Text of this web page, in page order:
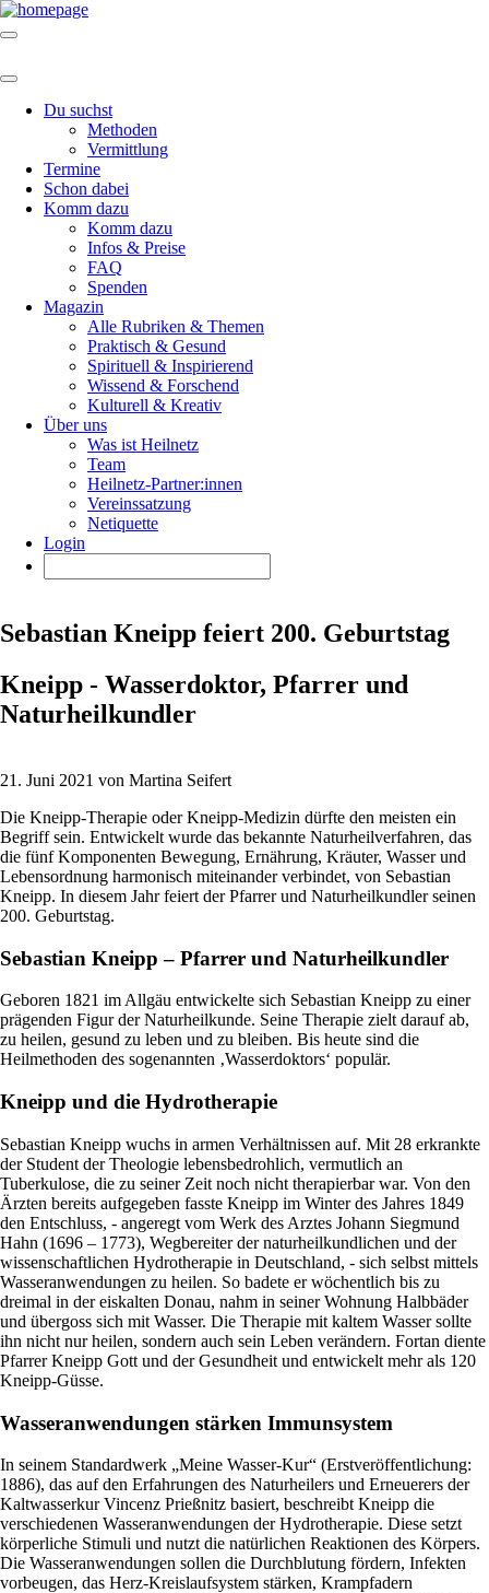
Du suchst
Methoden
Vermittlung
Termine
Schon dabei
Komm dazu
Komm dazu
Infos & Preise
FAQ
Spenden
Magazin
Alle Rubriken & Themen
Praktisch & Gesund
Spirituell & Inspirierend
Wissend & Forschend
Kulturell & Kreativ
Über uns
Was ist Heilnetz
Team
Heilnetz-Partner:innen
Vereinssatzung
Netiquette
Login
Sebastian Kneipp feiert 200. Geburtstag
Kneipp - Wasserdoktor, Pfarrer und
Naturheilkundler
21. Juni 2021 von Martina Seifert
Die Kneipp-Therapie oder Kneipp-Medizin dürfte den meisten ein
Begriff sein. Entwickelt wurde das bekannte Naturheilverfahren, das
die fünf Komponenten Bewegung, Ernährung, Kräuter, Wasser und
Lebensordnung harmonisch miteinander verbindet, von Sebastian
Kneipp. In diesem Jahr feiert der Pfarrer und Naturheilkundler seinen
200. Geburtstag.
Sebastian Kneipp – Pfarrer und Naturheilkundler
Geboren 1821 im Allgäu entwickelte sich Sebastian Kneipp zu einer
prägenden Figur der Naturheilkunde. Seine Therapie zielt darauf ab,
zu heilen, gesund zu leben und zu bleiben. Bis heute sind die
Heilmethoden des sogenannten ‚Wasserdoktors‘ populär.
Kneipp und die Hydrotherapie
Sebastian Kneipp wuchs in armen Verhältnissen auf. Mit 28 erkrankte
der Student der Theologie lebensbedrohlich, vermutlich an
Tuberkulose, die zu seiner Zeit noch nicht therapierbar war. Von den
Ärzten bereits aufgegeben fasste Kneipp im Winter des Jahres 1849
den Entschluss, - angeregt vom Werk des Arztes Johann Siegmund
Hahn (1696 – 1773), Wegbereiter der naturheilkundlichen und der
wissenschaftlichen Hydrotherapie in Deutschland, - sich selbst mittels
Wasseranwendungen zu heilen. So badete er wöchentlich bis zu
dreimal in der eiskalten Donau, nahm in seiner Wohnung Halbbäder
und übergoss sich mit Wasser. Die Therapie mit kaltem Wasser sollte
ihn nicht nur heilen, sondern auch sein Leben verändern. Fortan diente
Pfarrer Kneipp Gott und der Gesundheit und entwickelt mehr als 120
Kneipp-Güsse.
Wasseranwendungen stärken Immunsystem
In seinem Standardwerk „Meine Wasser-Kur“ (Erstveröffentlichung:
1886), das auf den Erfahrungen des Naturheilers und Erneuerers der
Kaltwasserkur Vincenz Prießnitz basiert, beschreibt Kneipp die
verschiedenen Wasseranwendungen der Hydrotherapie. Diese setzt
körperliche Stimuli und nutzt die natürlichen Reaktionen des Körpers.
Die Wasseranwendungen sollen die Durchblutung fördern, Infekten
vorbeugen, das Herz-Kreislaufsystem stärken, Krampfadern